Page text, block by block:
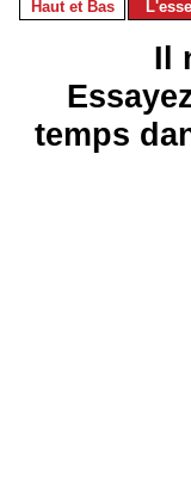
Haut et Bas
Il
temps